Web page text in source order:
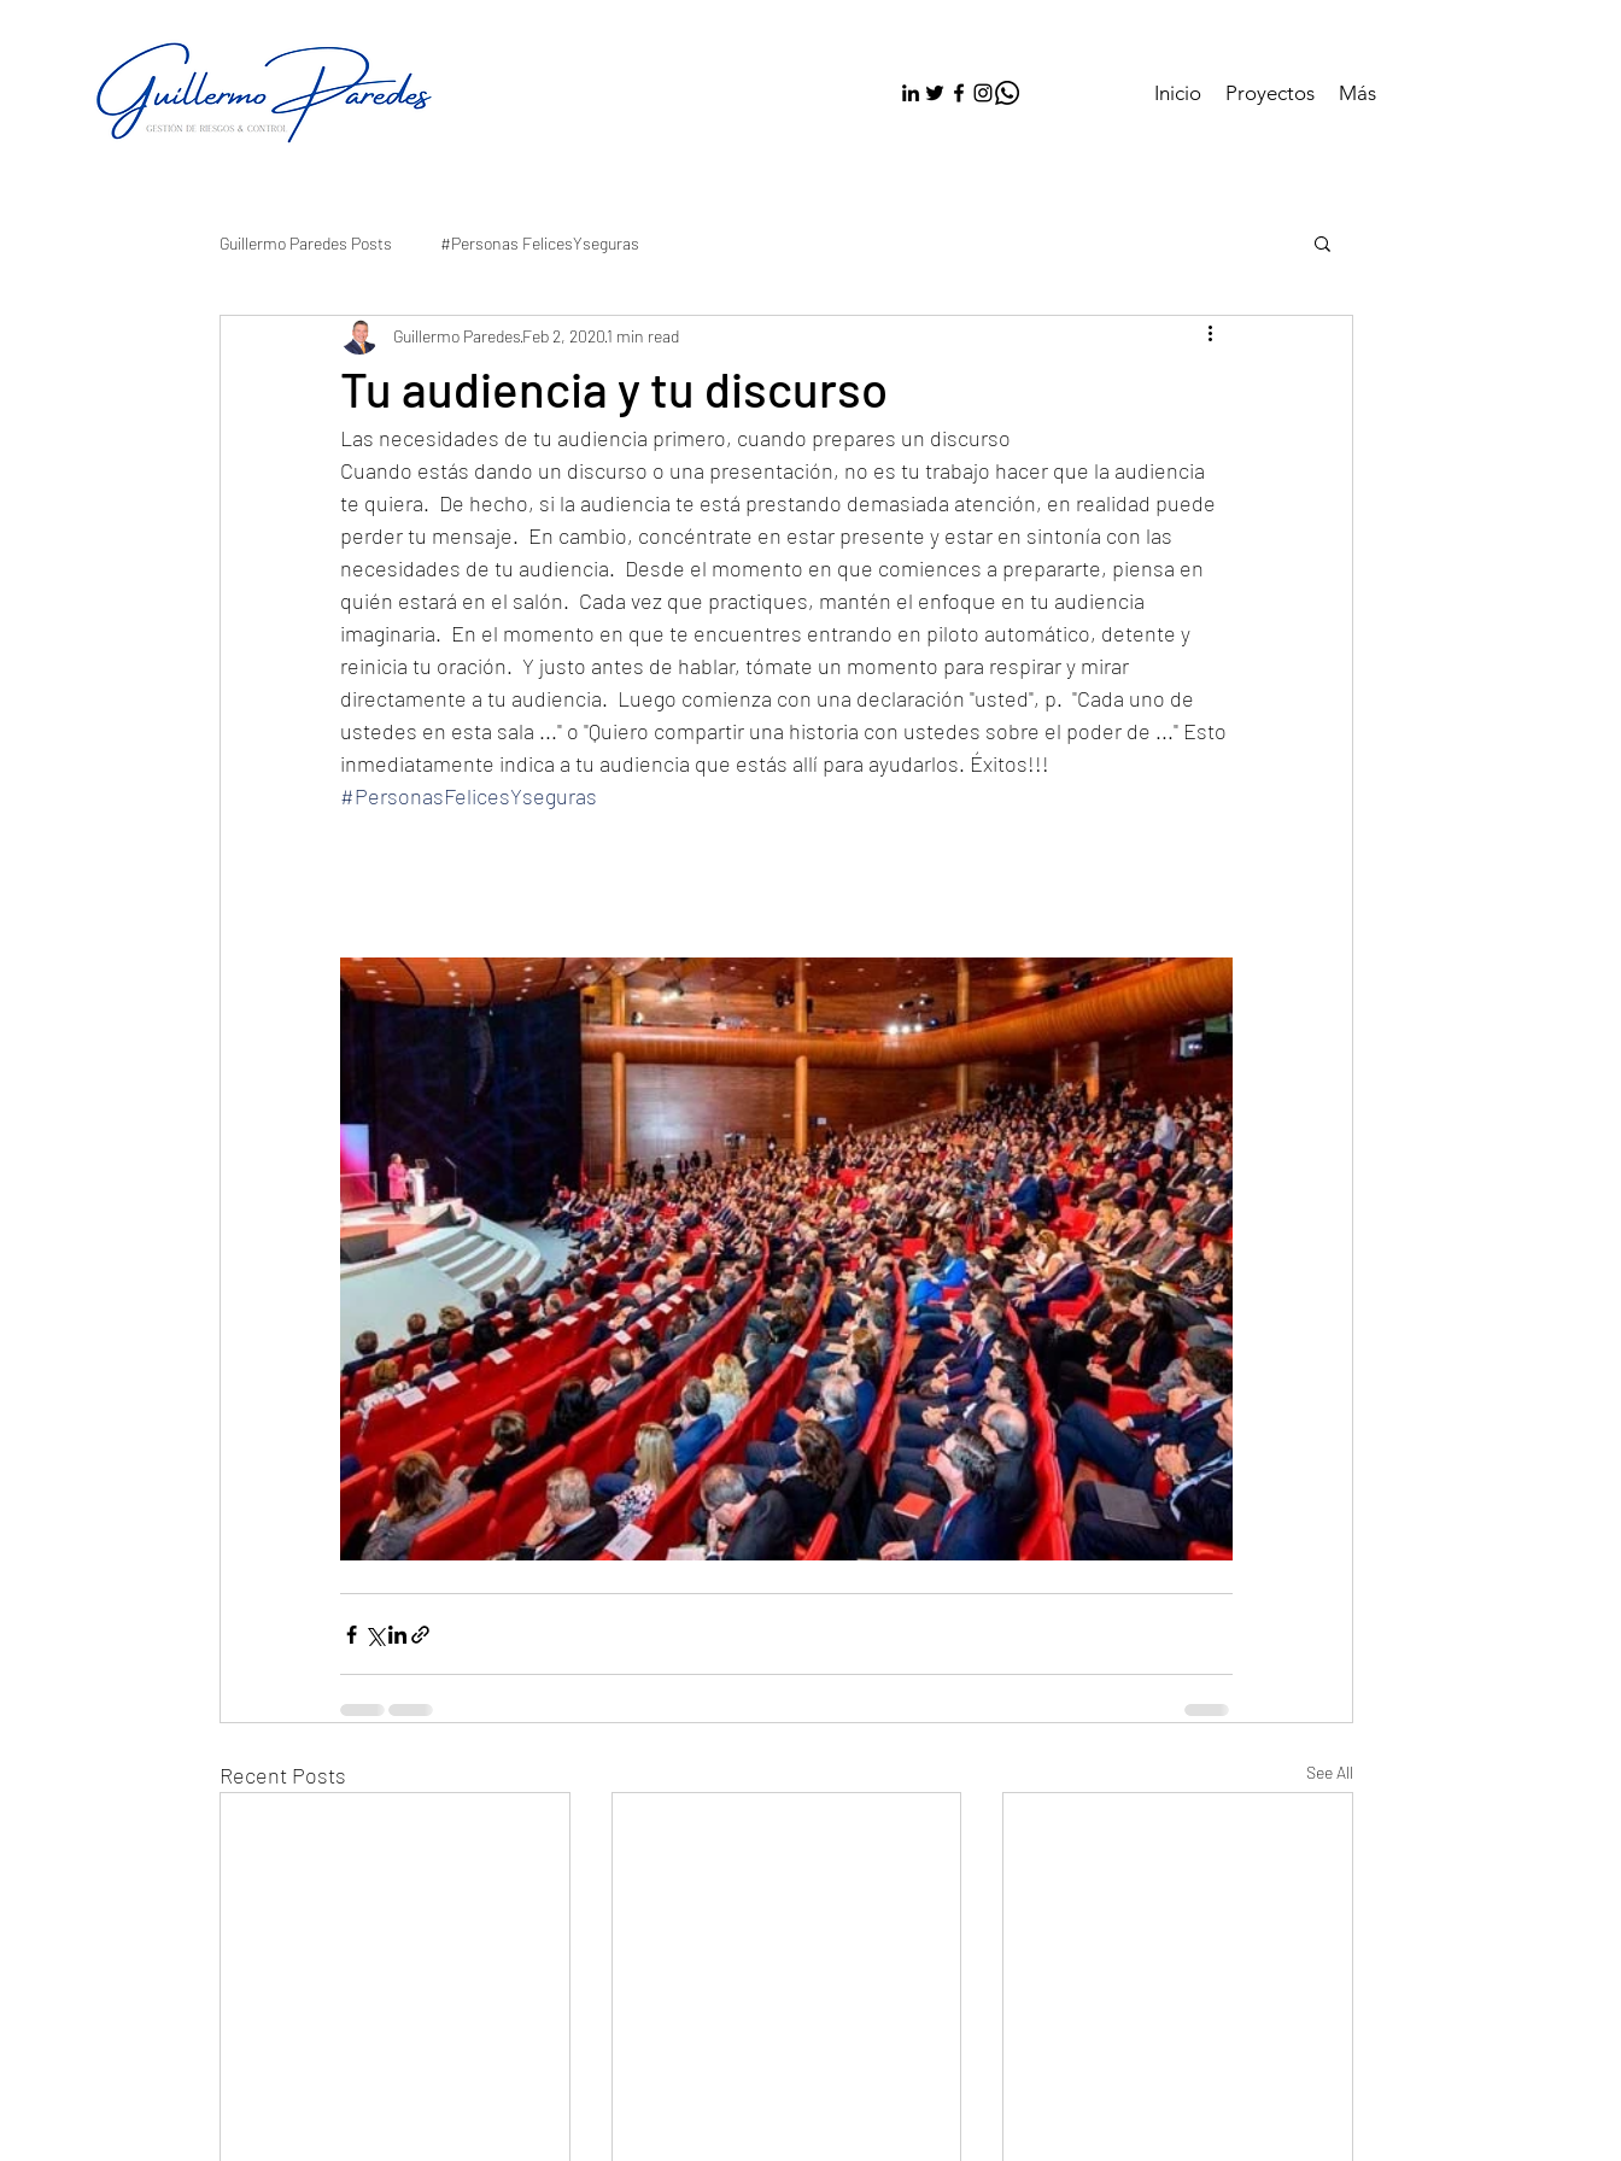
Inicio Proyectos Más
Guillermo Paredes Posts #Personas FelicesYseguras
Tu audiencia y tu discurso
Guillermo ParedesFeb 2, 20201 min read
Las necesidades de tu audiencia primero, cuando prepares un discurso
Cuando estás dando un discurso o una presentación, no es tu trabajo hacer que la audiencia
te quiera.  De hecho, si la audiencia te está prestando demasiada atención, en realidad puede
perder tu mensaje.  En cambio, concéntrate en estar presente y estar en sintonía con las
necesidades de tu audiencia.  Desde el momento en que comiences a prepararte, piensa en
quién estará en el salón.  Cada vez que practiques, mantén el enfoque en tu audiencia
imaginaria.  En el momento en que te encuentres entrando en piloto automático, detente y
reinicia tu oración.  Y justo antes de hablar, tómate un momento para respirar y mirar
directamente a tu audiencia.  Luego comienza con una declaración "usted", p.  "Cada uno de
ustedes en esta sala ..." o "Quiero compartir una historia con ustedes sobre el poder de ..." Esto
inmediatamente indica a tu audiencia que estás allí para ayudarlos. Éxitos!!!
#PersonasFelicesYseguras
Recent Posts See All